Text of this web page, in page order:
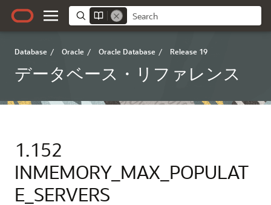
Database / Oracle / Oracle Database / Release 19
データベース・リファレンス
1.152
INMEMORY_MAX_POPULAT
E_SERVERS